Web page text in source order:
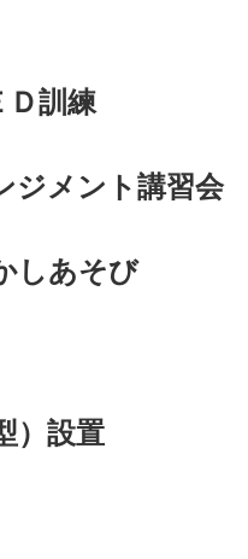
訓練
メント講習会
あそび
）設置